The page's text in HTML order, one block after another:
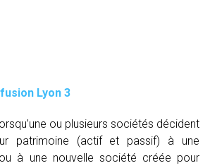
Lyon 3
ou plusieurs sociétés décident
patrimoine (actif et passif) à une
à une nouvelle société créée pour